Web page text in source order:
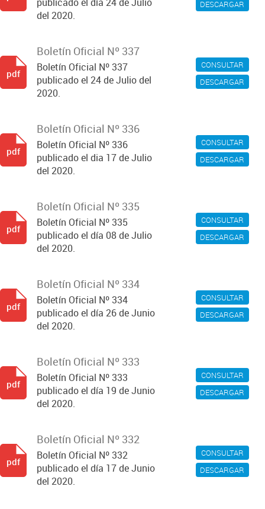
DESCARGAR
del 2020.
CONSULTAR
DESCARGAR
Boletín Oficial Nº 337
Boletín Oficial Nº 337
publicado el 24 de Julio del
2020.
pdf
CONSULTAR
DESCARGAR
Boletín Oficial Nº 336
Boletín Oficial Nº 336
publicado el dia 17 de Julio
del 2020.
pdf
CONSULTAR
DESCARGAR
Boletín Oficial Nº 335
Boletín Oficial Nº 335
publicado el día 08 de Julio
del 2020.
pdf
CONSULTAR
DESCARGAR
Boletín Oficial Nº 334
Boletín Oficial Nº 334
publicado el día 26 de Junio
del 2020.
pdf
CONSULTAR
DESCARGAR
Boletín Oficial Nº 333
Boletín Oficial Nº 333
publicado el día 19 de Junio
del 2020.
pdf
CONSULTAR
DESCARGAR
Boletín Oficial Nº 332
Boletín Oficial Nº 332
publicado el día 17 de Junio
del 2020.
pdf